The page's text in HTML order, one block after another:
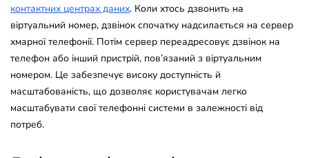
контактних центрах даних. Коли хтось дзвонить на
віртуальний номер, дзвінок спочатку надсилається на сервер
хмарної телефонії. Потім сервер переадресовує дзвінок на
телефон або інший пристрій, пов’язаний з віртуальним
номером. Це забезпечує високу доступність й
масштабованість, що дозволяє користувачам легко
масштабувати свої телефонні системи в залежності від
потреб.